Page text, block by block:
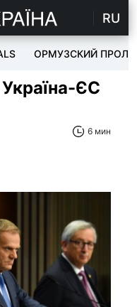
RU
ОРМУЗСКИЙ ПРОЛИВ
ЄС
6 мин